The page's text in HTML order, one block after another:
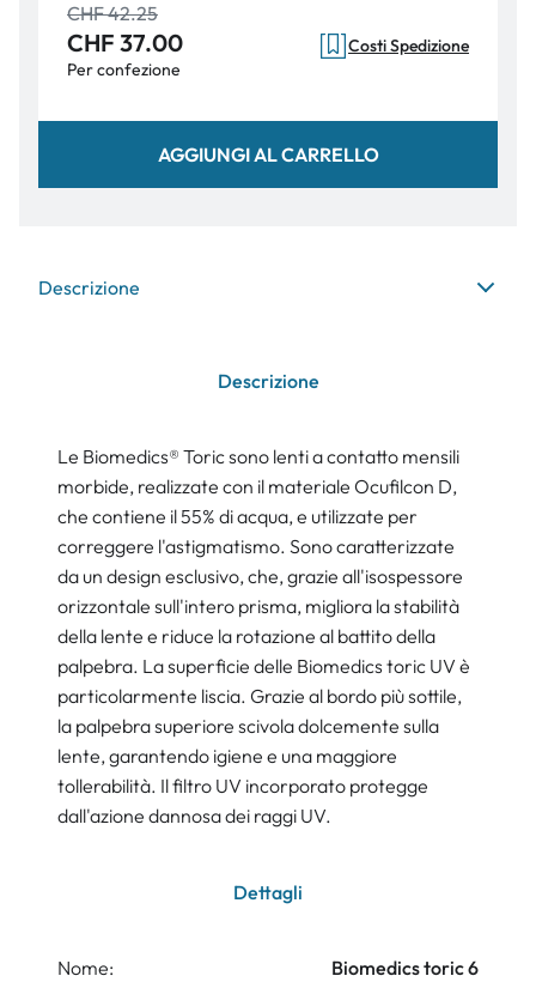
CHF 42.25
CHF 37.00
Per confezione
Costi Spedizione
AGGIUNGI AL CARRELLO
Descrizione
Descrizione
Le Biomedics® Toric sono lenti a contatto mensili
morbide, realizzate con il materiale Ocufilcon D,
che contiene il 55% di acqua, e utilizzate per
correggere l'astigmatismo. Sono caratterizzate
da un design esclusivo, che, grazie all'isospessore
orizzontale sull'intero prisma, migliora la stabilità
della lente e riduce la rotazione al battito della
palpebra. La superficie delle Biomedics toric UV è
particolarmente liscia. Grazie al bordo più sottile,
la palpebra superiore scivola dolcemente sulla
lente, garantendo igiene e una maggiore
tollerabilità. Il filtro UV incorporato protegge
dall'azione dannosa dei raggi UV.
Dettagli
Nome:
Biomedics toric 6